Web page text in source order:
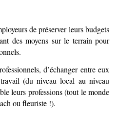
de préserver leurs budgets
des moyens sur le terrain pour
d’échanger entre eux
(du niveau local au niveau
leurs professions (tout le monde
ou fleuriste !).